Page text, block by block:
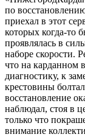
по
приехал в этот
которых когда-то
проявлялась в
наборе скорости.
что на карданном
диагностику, к
крестовины
восстановление
наблюдал, стоя в
только что
внимание